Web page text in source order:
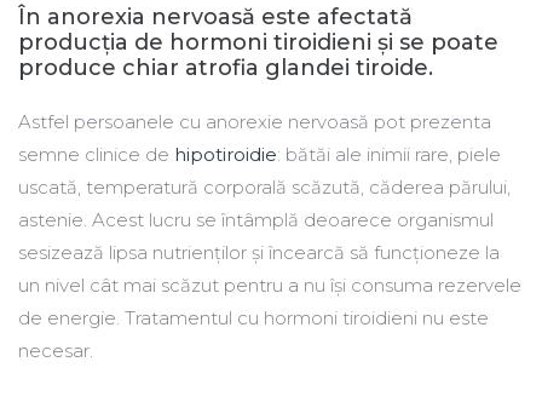
În anorexia nervoasă este afectată
producția de hormoni tiroidieni și se poate
produce chiar atrofia glandei tiroide.
Astfel persoanele cu anorexie nervoasă pot prezenta
semne clinice de hipotiroidie: bătăi ale inimii rare, piele
uscată, temperatură corporală scăzută, căderea părului,
astenie. Acest lucru se întâmplă deoarece organismul
sesizează lipsa nutrienților și încearcă să funcționeze la
un nivel cât mai scăzut pentru a nu își consuma rezervele
de energie. Tratamentul cu hormoni tiroidieni nu este
necesar.